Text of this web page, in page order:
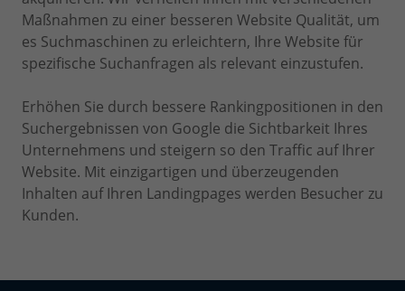
Maßnahmen zu einer besseren Website Qualität, um
es Suchmaschinen zu erleichtern, Ihre Website für
spezifische Suchanfragen als relevant einzustufen.
Erhöhen Sie durch bessere Rankingpositionen in den
Suchergebnissen von Google die Sichtbarkeit Ihres
Unternehmens und steigern so den Traffic auf Ihrer
Website. Mit einzigartigen und überzeugenden
Inhalten auf Ihren Landingpages werden Besucher zu
Kunden.